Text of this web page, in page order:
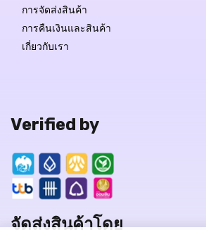
การจัดส่งสินค้า
การคืนเงินและสินค้า
เกี่ยวกับเรา
Verified by
จัดส่งสินค้าโดย